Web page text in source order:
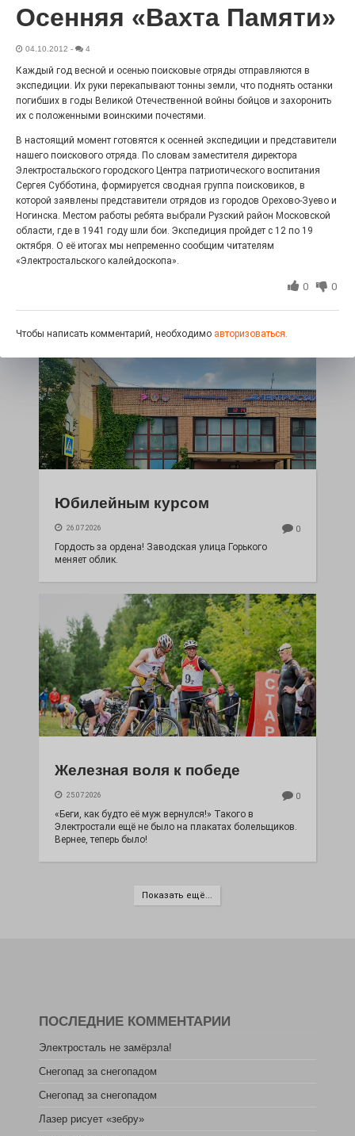
Радость в квадрате! На этой неделе электростальцев
100 футов под килем!
Юбилейным курсом
26.07.2026 0
Гордость за ордена! Заводская улица Горького
меняет облик.
Железная воля к победе
25.07.2026 0
«Беги, как будто её муж вернулся!» Такого в
Электростали ещё не было на плакатах болельщиков.
Вернее, теперь было!
Показать ещё...
Осенняя «Вахта Памяти»
04.10.2012 - 4
Каждый год весной и осенью поисковые отряды отправляются в
экспедиции. Их руки перекапывают тонны земли, что поднять останки
погибших в годы Великой Отечественной войны бойцов и захоронить
их с положенными воинскими почестями.
В настоящий момент готовятся к осенней экспедиции и представители
нашего поискового отряда. По словам заместителя директора
Электростальского городского Центра патриотического воспитания
Сергея Субботина, формируется сводная группа поисковиков, в
которой заявлены представители отрядов из городов Орехово-Зуево и
Ногинска. Местом работы ребята выбрали Рузский район Московской
области, где в 1941 году шли бои. Экспедиция пройдет с 12 по 19
октября. О её итогах мы непременно сообщим читателям
«Электростальского калейдоскопа».
0 0
Чтобы написать комментарий, необходимо авторизоваться.
ПОСЛЕДНИЕ КОММЕНТАРИИ
Электросталь не замёрзла!
Снегопад за снегопадом
Снегопад за снегопадом
Лазер рисует «зебру»